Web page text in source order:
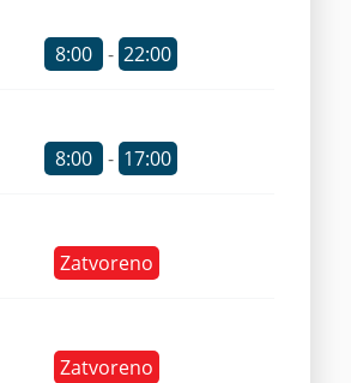
8:00
- 22:00
8:00
- 17:00
Zatvoreno
Zatvoreno